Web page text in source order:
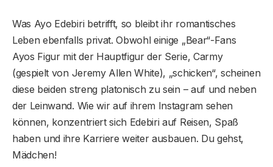
Was Ayo Edebiri betrifft, so bleibt ihr romantisches
Leben ebenfalls privat. Obwohl einige „Bear“-Fans
Ayos Figur mit der Hauptfigur der Serie, Carmy
(gespielt von Jeremy Allen White), „schicken“, scheinen
diese beiden streng platonisch zu sein – auf und neben
der Leinwand. Wie wir auf ihrem Instagram sehen
können, konzentriert sich Edebiri auf Reisen, Spaß
haben und ihre Karriere weiter ausbauen. Du gehst,
Mädchen!